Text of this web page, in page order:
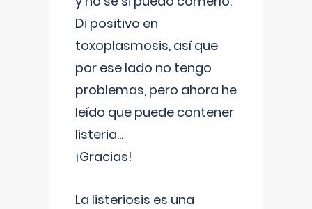
Di positivo en
toxoplasmosis, así que
por ese lado no tengo
problemas, pero ahora he
leído que puede contener
listeria...
¡Gracias!
La listeriosis es una